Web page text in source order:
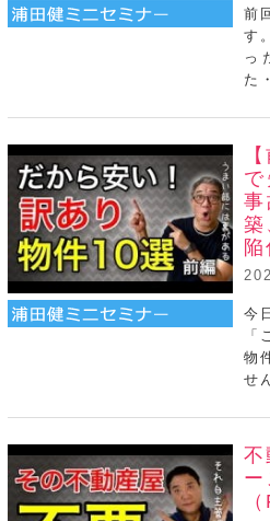
浦
前
す
っ
た
浦
築
今
「
物
せ
不